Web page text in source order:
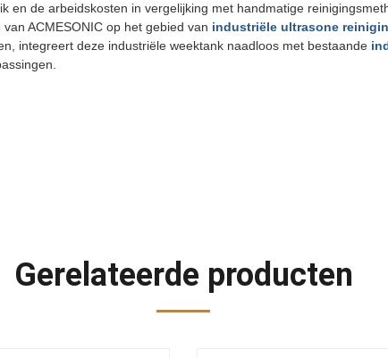
en de arbeidskosten in vergelijking met handmatige
ACMESONIC op het gebied van industriële ultrasone
integreert deze industriële weektank naadloos met bestaande
Gerelateerde producten